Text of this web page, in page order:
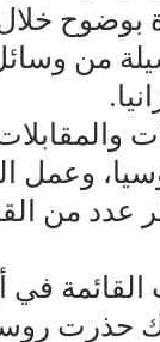
بوضوح
من
وعمل
عدد من
في
حذرت